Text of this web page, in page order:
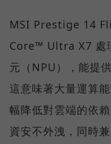
MSI Prestige 14
Core™ Ultra X7 處
元（NPU），能提
這意味著大量運算
幅降低對雲端的依
資安不外洩，同時